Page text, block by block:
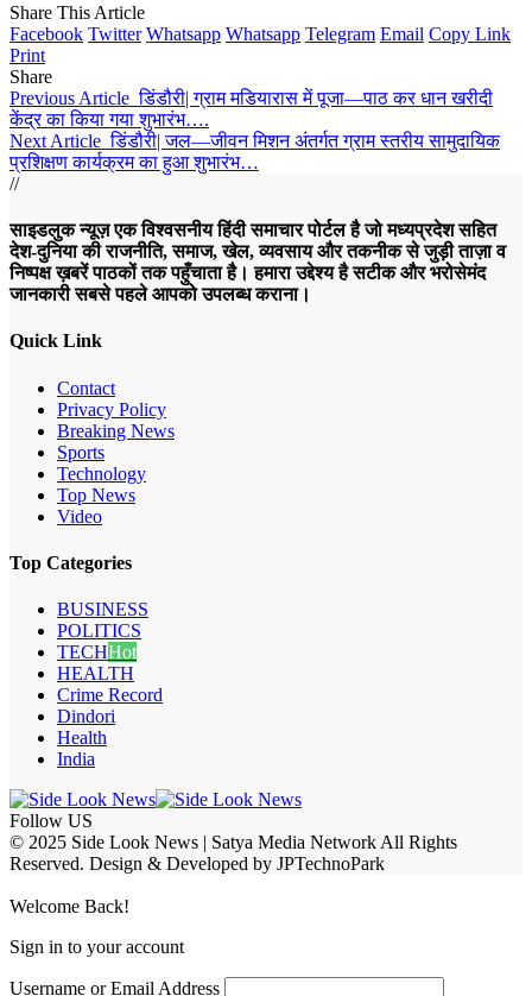
Share This Article
Facebook Twitter Whatsapp Whatsapp Telegram Email Copy Link
Print
Share
Previous Article डिंडौरी| ग्राम मडियारास में पूजा—पाठ कर धान खरीदी
केंद्र का किया गया शुभारंभ….
Next Article डिंडौरी| जल—जीवन मिशन अंतर्गत ग्राम स्तरीय सामुदायिक
प्रशिक्षण कार्यक्रम का हुआ शुभारंभ…
//
साइडलुक न्यूज़ एक विश्वसनीय हिंदी समाचार पोर्टल है जो मध्यप्रदेश सहित
देश-दुनिया की राजनीति, समाज, खेल, व्यवसाय और तकनीक से जुड़ी ताज़ा व
निष्पक्ष ख़बरें पाठकों तक पहुँचाता है। हमारा उद्देश्य है सटीक और भरोसेमंद
जानकारी सबसे पहले आपको उपलब्ध कराना।
Quick Link
Contact
Privacy Policy
Breaking News
Sports
Technology
Top News
Video
Top Categories
BUSINESS
POLITICS
TECHHot
HEALTH
Crime Record
Dindori
Health
India
Follow US
© 2025 Side Look News | Satya Media Network All Rights
Reserved. Design & Developed by JPTechnoPark
Welcome Back!
Sign in to your account
Username or Email Address